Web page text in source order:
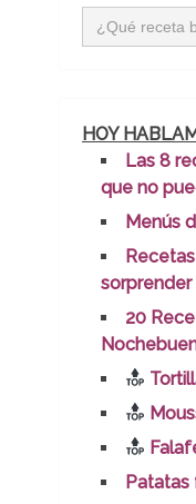
Buscar:
HOY
Las 8
que no
Menús
sorprender
20
Patatas